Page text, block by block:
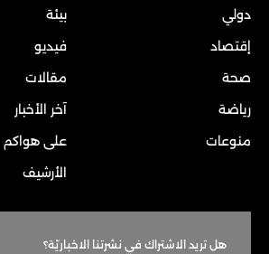
دولي
إقتصاد
صحة
رياضة
منوعات
بيئة
فيديو
مقالات
آخر الأخبار
على هواكم
الأرشيف
هل تريد الاشتراك في نشرتنا الاخباريّة؟